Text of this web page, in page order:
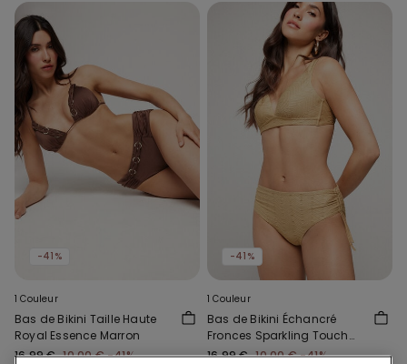
-41%
1 Couleur
Bas de Bikini Taille Haute
Royal Essence Marron
16,99 € 10,00 €-41%
-41%
1 Couleur
Bas de Bikini Échancré
Fronces Sparkling Touch
Doré
16,99 € 10,00 €-41%